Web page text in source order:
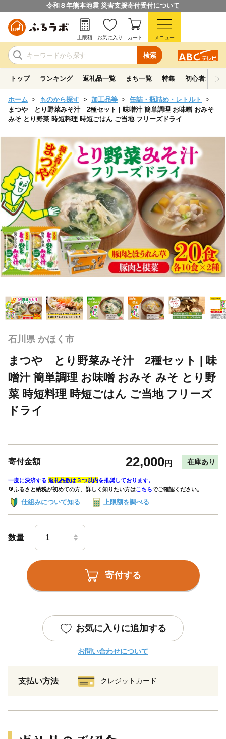
令和８年熊本地震 災害支援寄付受付について
検索
上限額 お気に入り カート メニュー
トップ ランキング 返礼品一覧 まち一覧 特集 初心者ガイド
ホーム ものから探す 加工品等
缶詰・瓶詰め・レトルト
まつや とり野菜みそ汁 2種セット | 味噌汁 簡単調理 お味噌 おみそ
みそ とり野菜 時短料理 時短ごはん ご当地 フリーズドライ
石川県 かほく市
まつや とり野菜みそ汁 2種セット | 味
噌汁 簡単調理 お味噌 おみそ みそ とり野
菜 時短料理 時短ごはん ご当地 フリーズ
ドライ
寄付金額 22,000円 在庫あり
一度に決済する 返礼品数は３つ以内を推奨しております。
🔰ふるさと納税が初めての方、詳しく知りたい方はこちらでご確認ください。
仕組みについて知る 上限額を調べる
数量
寄付する
お気に入りに追加する
お問い合わせについて
支払い方法 クレジットカード